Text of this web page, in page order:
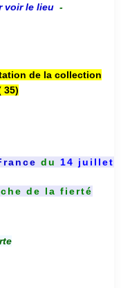
voir le lieu -
de la collection
35)
du 14 juillet
de la fierté